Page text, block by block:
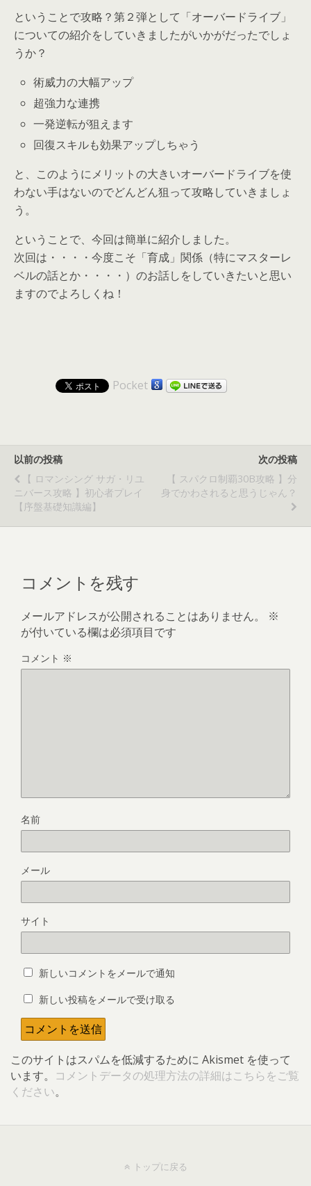
ということで攻略？第２弾として「オーバードライブ」
についての紹介をしていきましたがいかがだったでしょ
うか？
術威力の大幅アップ
超強力な連携
一発逆転が狙えます
回復スキルも効果アップしちゃう
と、このようにメリットの大きいオーバードライブを使
わない手はないのでどんどん狙って攻略していきましょ
う。
ということで、今回は簡単に紹介しました。
次回は・・・・今度こそ「育成」関係（特にマスターレ
ベルの話とか・・・・）のお話しをしていきたいと思い
ますのでよろしくね！
Pocket
以前の投稿
【 ロマンシング サガ・リユ
ニバース攻略 】初心者プレイ
【序盤基礎知識編】
次の投稿
【 スパクロ制覇30B攻略 】分
身でかわされると思うじゃん？
コメントを残す
メールアドレスが公開されることはありません。
※
が付いている欄は必須項目です
コメント ※
名前
メール
サイト
新しいコメントをメールで通知
新しい投稿をメールで受け取る
このサイトはスパムを低減するために Akismet を使って
います。
コメントデータの処理方法の詳細はこちらをご覧
ください。
トップに戻る